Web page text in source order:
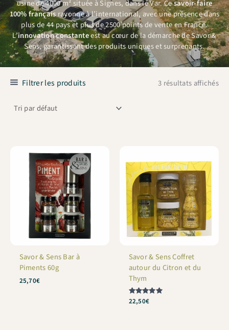
usine de 4000 m² située à Signes, dans le Var. Cesavoir-faire
100% françaisrayonne à l’international, avec une présence dans
plus de 44 pays et plus de 2500 points de vente en France.
L’innovation constanteest au cœur de la démarche de Savor &
Sens, garantissant des produits uniques et surprenants.
Filtrer les produits 3 résultats affichés
Savor & Sens Bar à
Piments 60g
25,70€
Savor & Sens Coffret
autour du Citron et du
Thym
Note
22,50€